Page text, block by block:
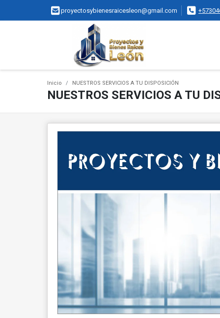
proyectosybienesraicesleon@gmail.com
Inicio NUESTROS SERVICIOS A TU DISPOSICIÓN
NUESTROS SERVICIOS A TU